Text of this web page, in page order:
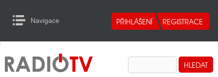
Navigace
RADIA
to Content